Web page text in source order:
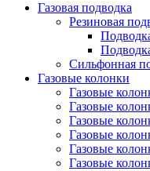
Газовая подводка
Резиновая
Сильфонная
Газовые колонки
Газовые
Газовые
Газовые
Газовые
Газовые
Газовые